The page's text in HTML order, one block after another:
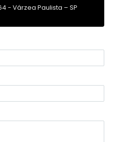
- Várzea Paulista – SP